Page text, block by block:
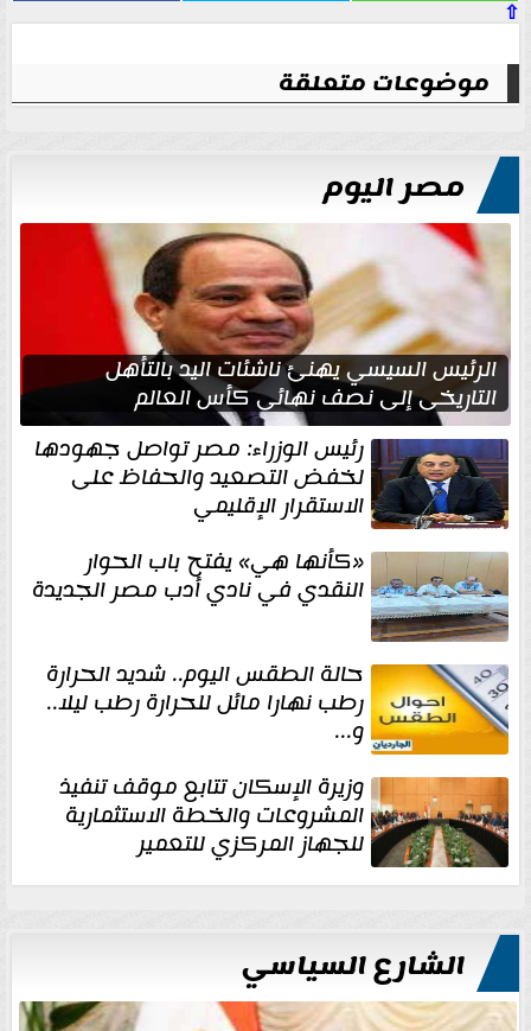
⇧
موضوعات متعلقة
مصر اليوم
الرئيس السيسي يهنئ ناشئات اليد بالتأهل
التاريخي إلى نصف نهائي كأس العالم
رئيس الوزراء: مصر تواصل جهودها
لخفض التصعيد والحفاظ على
الاستقرار الإقليمي
«كأنها هي» يفتح باب الحوار
النقدي في نادي أدب مصر الجديدة
حالة الطقس اليوم.. شديد الحرارة
رطب نهارا مائل للحرارة رطب ليلا..
و...
وزيرة الإسكان تتابع موقف تنفيذ
المشروعات والخطة الاستثمارية
للجهاز المركزي للتعمير
الشارع السياسي